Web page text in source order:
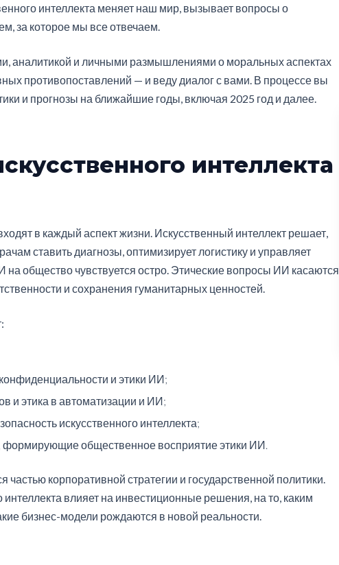
интеллекта меняет наш мир, вызывает вопросы о
за которое мы все отвечаем.
аналитикой и личными размышлениями о моральных аспектах
противопоставлений — и веду диалог с вами. В процессе вы
и прогнозы на ближайшие годы, включая 2025 год и далее.
интеллекта
в каждый аспект жизни. Искусственный интеллект решает,
ставить диагнозы, оптимизирует логистику и управляет
общество чувствуется остро. Этические вопросы ИИ касаются
и сохранения гуманитарных ценностей.
и этики ИИ;
и этика в автоматизации и ИИ;
искусственного интеллекта;
формирующие общественное восприятие этики ИИ.
корпоративной стратегии и государственной политики.
влияет на инвестиционные решения, на то, каким
бизнес-модели рождаются в новой реальности.